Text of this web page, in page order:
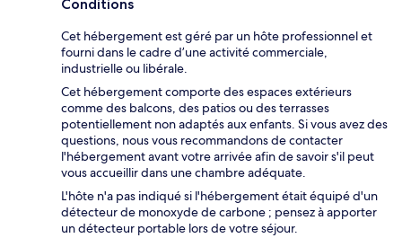
Conditions
Cet hébergement est géré par un hôte professionnel et
fourni dans le cadre d’une activité commerciale,
industrielle ou libérale.
Cet hébergement comporte des espaces extérieurs
comme des balcons, des patios ou des terrasses
potentiellement non adaptés aux enfants. Si vous avez des
questions, nous vous recommandons de contacter
l'hébergement avant votre arrivée afin de savoir s'il peut
vous accueillir dans une chambre adéquate.
L'hôte n'a pas indiqué si l'hébergement était équipé d'un
détecteur de monoxyde de carbone ; pensez à apporter
un détecteur portable lors de votre séjour.